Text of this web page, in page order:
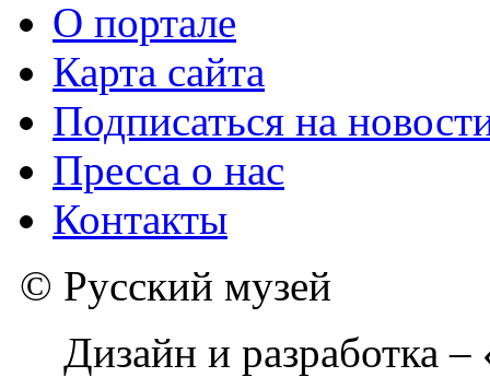
О портале
Карта сайта
Подписаться на
Пресса о нас
Контакты
© Русский музей
Дизайн и разработка